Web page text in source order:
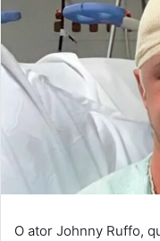
O ator Johnny Ruffo,